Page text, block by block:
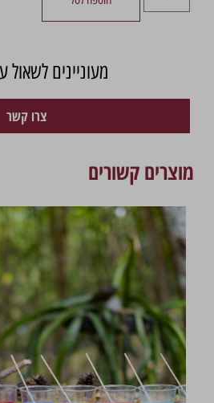
מעוניינים לשאול
צרו קשר
מוצרים קשורים